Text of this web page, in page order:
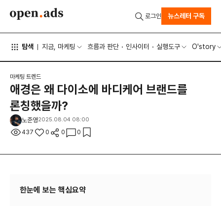
탐색 지금, 마케팅 흐름과 판단 인사이터 실행도구 O'story
로그인 뉴스레터 구독
마케팅 트렌드
애경은 왜 다이소에 바디케어 브랜드를
론칭했을까?
노준영2025.08.04 08:00
437 0 0 0
한눈에 보는 핵심요약